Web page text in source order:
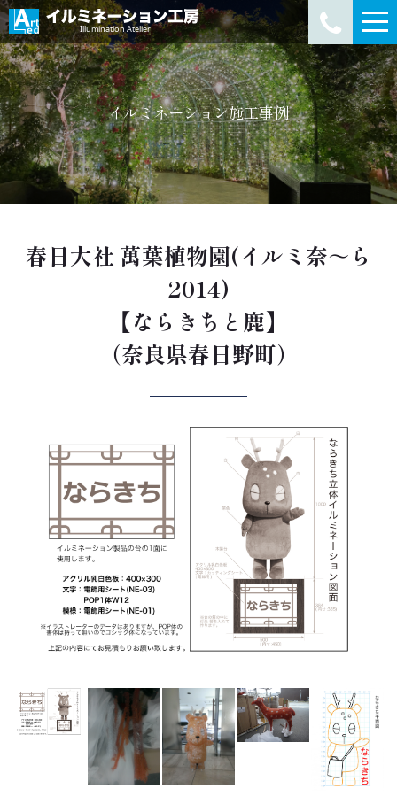
イルミネーション施工事例
春日大社 萬葉植物園(イルミ奈～ら
2014)
【ならきちと鹿】
（奈良県春日野町）